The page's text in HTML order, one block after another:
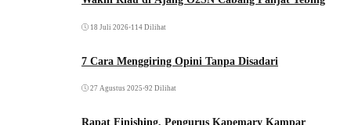
18 Juli 2026•114 Dilihat
7 Cara Menggiring Opini Tanpa Disadari
27 Agustus 2025 •92 Dilihat
Rapat Finishing, Pengurus Kapemary Kampar